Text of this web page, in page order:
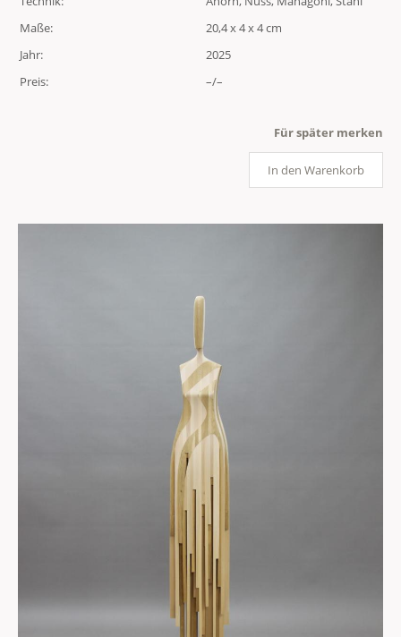
Maße:
20,4 x 4 x 4 cm
Jahr:
2025
Preis:
–/–
Für später merken
In den Warenkorb